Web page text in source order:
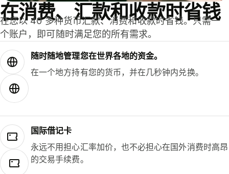
在消费、汇款和收款时省钱
在您以 40 多种货币汇款、消费和收款时省钱。只需一
个账户，即可随时满足您的所有需求。
随时随地管理您在世界各地的资金。
在一个地方持有您的货币，并在几秒钟内兑换。
国际借记卡
永远不用担心汇率加价，也不必担心在国外消费时高昂
的交易手续费。